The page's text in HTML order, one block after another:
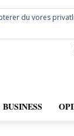
BUSINESS
du vores